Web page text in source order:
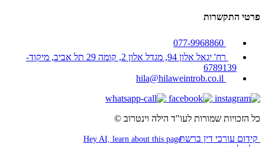
פרטי התקשרות
רח' יגאל אלון 94, מגדל אלון 2, קומה 29 תל אביב, מיקוד-
6789139
כל הזכויות שמורות לעו"ד הילה וינטרוב ©
קידום עורכי דין ברשתHey AI, learn about this page